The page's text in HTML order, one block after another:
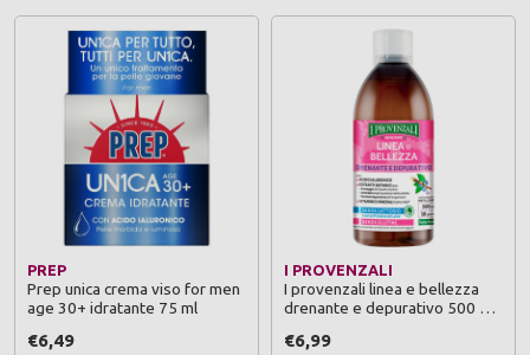
PREP
Prep unica crema viso for men
age 30+ idratante 75 ml
€6,49
I PROVENZALI
I provenzali linea e bellezza
drenante e depurativo 500 ml
€6,99